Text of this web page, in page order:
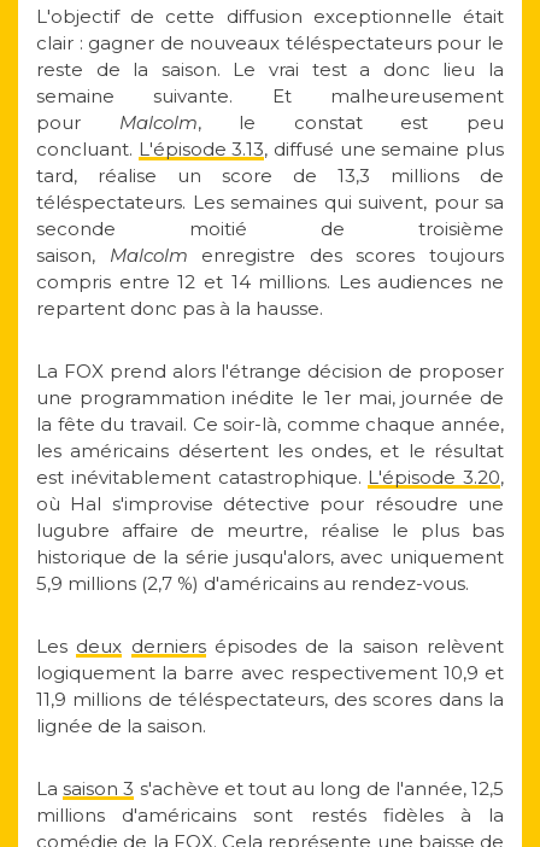
L'objectif de cette diffusion exceptionnelle était
clair : gagner de nouveaux téléspectateurs pour le
reste de la saison. Le vrai test a donc lieu la
semaine suivante. Et malheureusement
pour Malcolm, le constat est peu
concluant. L'épisode 3.13, diffusé une semaine plus
tard, réalise un score de 13,3 millions de
téléspectateurs. Les semaines qui suivent, pour sa
seconde moitié de troisième
saison, Malcolm enregistre des scores toujours
compris entre 12 et 14 millions. Les audiences ne
repartent donc pas à la hausse.
La FOX prend alors l'étrange décision de proposer
une programmation inédite le 1er mai, journée de
la fête du travail. Ce soir-là, comme chaque année,
les américains désertent les ondes, et le résultat
est inévitablement catastrophique. L'épisode 3.20,
où Hal s'improvise détective pour résoudre une
lugubre affaire de meurtre, réalise le plus bas
historique de la série jusqu'alors, avec uniquement
5,9 millions (2,7 %) d'américains au rendez-vous.
Les deux derniersépisodes de la saison relèvent
logiquement la barre avec respectivement 10,9 et
11,9 millions de téléspectateurs, des scores dans la
lignée de la saison.
Lasaison 3 s'achève et tout au long de l'année, 12,5
millions d'américains sont restés fidèles à la
comédie de la FOX. Cela représente une baisse de